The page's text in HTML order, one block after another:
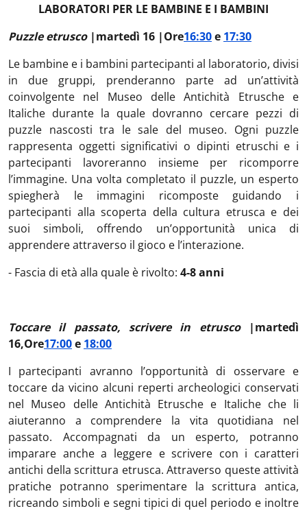
LABORATORI PER LE BAMBINE E I BAMBINI
Puzzle etrusco |martedì 16 |Ore16:30e 17:30
Le bambine e i bambini partecipanti al laboratorio, divisi
in due gruppi, prenderanno parte ad un’attività
coinvolgente nel Museo delle Antichità Etrusche e
Italiche durante la quale dovranno cercare pezzi di
puzzle nascosti tra le sale del museo. Ogni puzzle
rappresenta oggetti significativi o dipinti etruschi e i
partecipanti lavoreranno insieme per ricomporre
l’immagine. Una volta completato il puzzle, un esperto
spiegherà le immagini ricomposte guidando i
partecipanti alla scoperta della cultura etrusca e dei
suoi simboli, offrendo un’opportunità unica di
apprendere attraverso il gioco e l’interazione.
- Fascia di età alla quale è rivolto: 4-8 anni
Toccare il passato, scrivere in etrusco |martedì
16,Ore17:00e 18:00
I partecipanti avranno l’opportunità di osservare e
toccare da vicino alcuni reperti archeologici conservati
nel Museo delle Antichità Etrusche e Italiche che li
aiuteranno a comprendere la vita quotidiana nel
passato. Accompagnati da un esperto, potranno
imparare anche a leggere e scrivere con i caratteri
antichi della scrittura etrusca. Attraverso queste attività
pratiche potranno sperimentare la scrittura antica,
ricreando simboli e segni tipici di quel periodo e inoltre